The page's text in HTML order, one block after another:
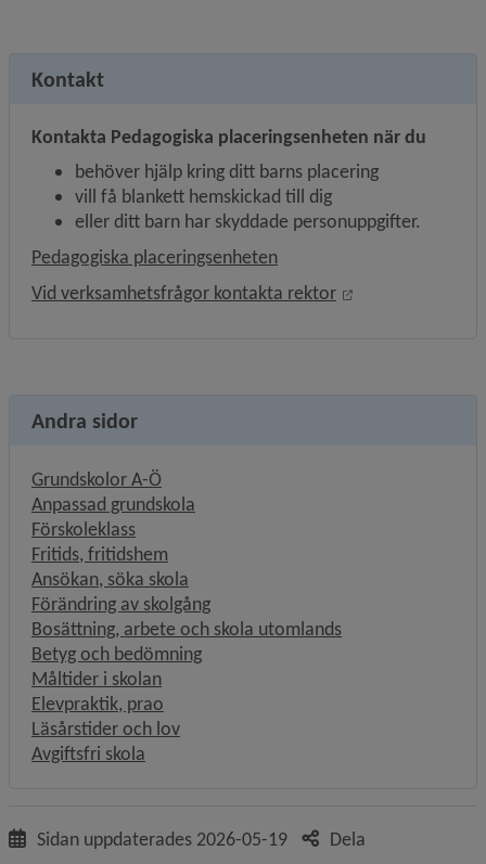
Kontakt
Kontakta Pedagogiska placeringsenheten när du
behöver hjälp kring ditt barns placering
vill få blankett hemskickad till dig
eller ditt barn har skyddade personuppgifter.
Pedagogiska placeringsenheten
Vid verksamhetsfrågor kontakta rektor
Öppnas i nytt
Andra sidor
Grundskolor A-Ö
Anpassad grundskola
Förskoleklass
Fritids, fritidshem
Ansökan, söka skola
Förändring av skolgång
Bosättning, arbete och skola utomlands
Betyg och bedömning
Måltider i skolan
Elevpraktik, prao
Läsårstider och lov
Avgiftsfri skola
Sidan uppdaterades 2026-05-19 Dela